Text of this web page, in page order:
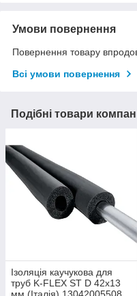
Умови повернення
Повернення товару
Всі умови повернення
Подібні товари
Ізоляція каучукова для
труб K-FLEX ST D 42x13
мм (Італія) 13042005508